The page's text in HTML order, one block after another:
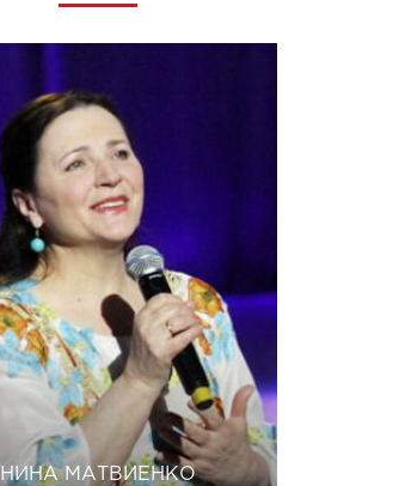
НИНА МАТВИЕНКО